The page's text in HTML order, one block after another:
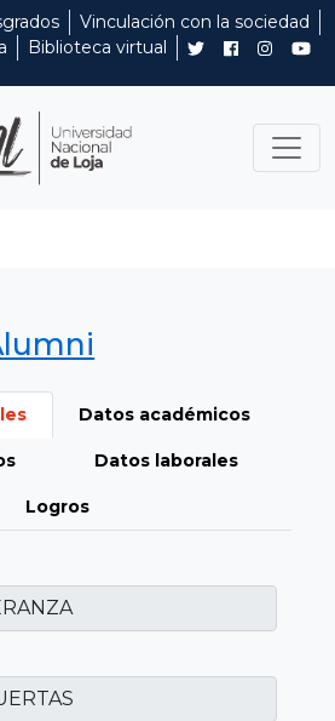
Vinculación con la sociedad
Biblioteca virtual
Datos académicos
Datos laborales
Logros